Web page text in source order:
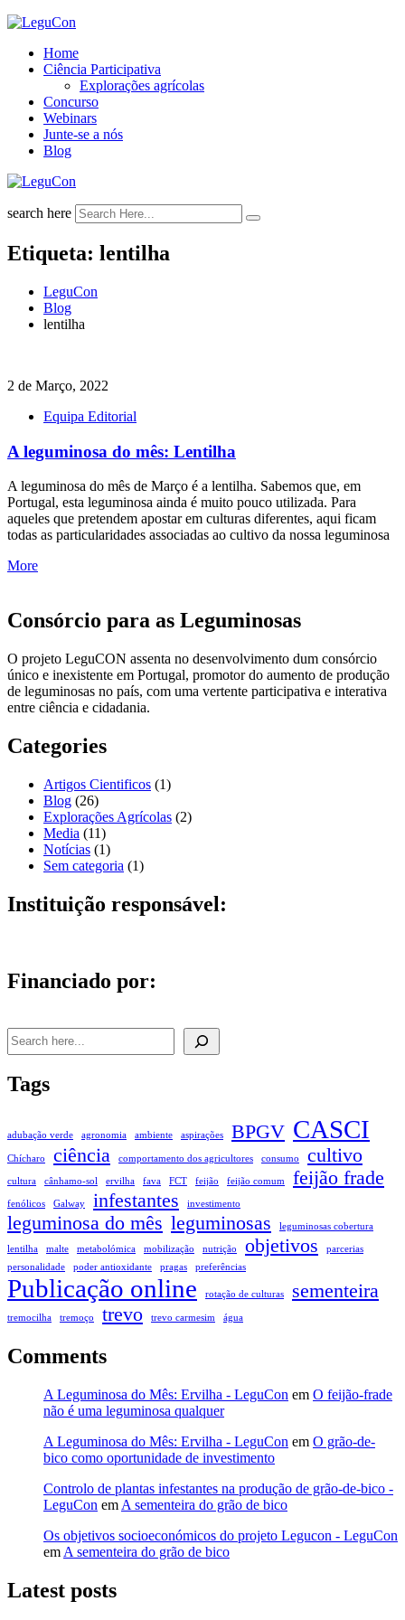
Skip
contentHome
Ciência Participativa
Explorações agrícolas
Concurso
Webinars
Junte-se a nós
Blog
search here
Etiqueta: lentilha
LeguCon
Blog
lentilha
2 de Março, 2022
Equipa Editorial
A leguminosa do mês: Lentilha
A leguminosa do mês de Março é a lentilha. Sabemos que, em
Portugal, esta leguminosa ainda é muito pouco utilizada. Para
aqueles que pretendem apostar em culturas diferentes, aqui ficam
todas as particularidades associadas ao cultivo da nossa leguminosa
More
Consórcio para as Leguminosas
O projeto LeguCON assenta no desenvolvimento dum consórcio
único e inexistente em Portugal, promotor do aumento de produção
de leguminosas no país, com uma vertente participativa e interativa
entre ciência e cidadania.
Categories
Artigos Cientificos (1)
Blog (26)
Explorações Agrícolas (2)
Media (11)
Notícias (1)
Sem categoria (1)
Instituição responsável:
Financiado por:
Pesquisar
Tags
adubação verde agronomia ambiente aspirações BPGV CASCI
Chícharo ciência comportamento dos agricultores consumo cultivo
cultura cânhamo-sol ervilha fava FCT feijão feijão comum feijão frade
fenólicos Galway infestantes investimento
leguminosa do mês leguminosas leguminosas cobertura
lentilha malte metabolómica mobilização nutrição objetivos
parcerias
personalidade
poder antioxidante pragas preferências
Publicação online rotação de culturas sementeira
tremocilha tremoço trevo trevo carmesim água
Comments
A Leguminosa do Mês: Ervilha - LeguCon em O feijão-frade
não é uma leguminosa qualquer
A Leguminosa do Mês: Ervilha - LeguCon em O grão-de-
bico como oportunidade de investimento
Controlo de plantas infestantes na produção de grão-de-bico -
LeguCon em A sementeira do grão de bico
Os objetivos socioeconómicos do projeto Legucon - LeguCon
em A sementeira do grão de bico
Latest posts